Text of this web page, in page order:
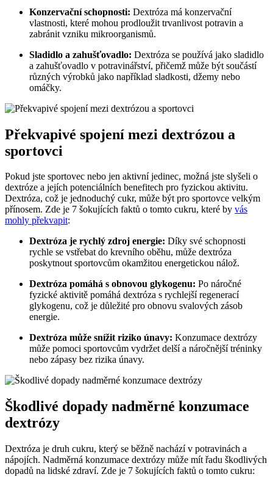
Konzervační schopnosti: Dextróza má konzervační
vlastnosti, které mohou prodloužit trvanlivost potravin a
zabránit vzniku mikroorganismů.
Sladidlo a zahušťovadlo: Dextróza se používá jako sladidlo
a zahušťovadlo v potravinářství, přičemž může být součástí
různých výrobků jako například sladkosti, džemy nebo
omáčky.
Překvapivé spojení mezi dextrózou a
sportovci
Pokud jste sportovec nebo jen aktivní jedinec, možná jste slyšeli o
dextróze a jejích potenciálních benefitech pro fyzickou aktivitu.
Dextróza, což je jednoduchý cukr, může být pro sportovce velkým
přínosem. Zde je 7 šokujících faktů o tomto cukru, které by vás
mohly překvapit:
Dextróza je rychlý zdroj energie: Díky své schopnosti
rychle se vstřebat do krevního oběhu, může dextróza
poskytnout sportovcům okamžitou energetickou nálož.
Dextróza pomáhá s obnovou glykogenu: Po náročné
fyzické aktivitě pomáhá dextróza s rychlejší regenerací
glykogenu, což je důležité pro obnovu svalových zásob
energie.
Dextróza může snížit riziko únavy: Konzumace dextrózy
může pomoci sportovcům vydržet delší a náročnější tréninky
nebo zápasy bez rizika únavy.
Škodlivé dopady nadměrné konzumace
dextrózy
Dextróza je druh cukru, který se běžně nachází v potravinách a
nápojích. Nadměrná konzumace dextrózy může mít řadu škodlivých
dopadů na lidské zdraví. Zde je 7 šokujících faktů o tomto cukru: